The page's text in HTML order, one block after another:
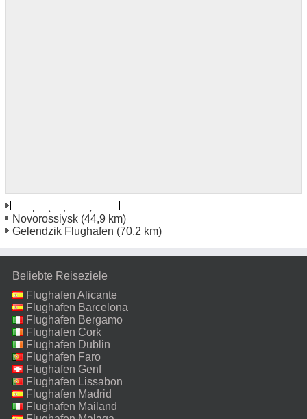
Novorossiysk (44,9 km)
Gelendzik Flughafen (70,2 km)
Beliebte Reiseziele
Flughafen Alicante
Flughafen Barcelona
Flughafen Bergamo
Flughafen Cork
Flughafen Dublin
Flughafen Faro
Flughafen Genf
Flughafen Lissabon
Flughafen Madrid
Flughafen Mailand